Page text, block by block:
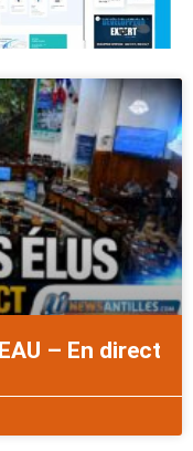
– En direct